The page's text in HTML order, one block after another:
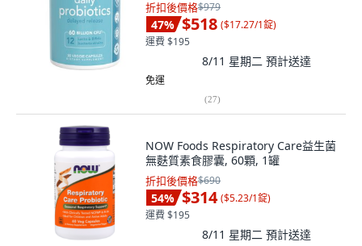
折扣後價格$979
47% $518 ($17.27/1錠)
運費 $195
8/11 星期二 預計送達
免運
(27)
NOW Foods Respiratory Care益生菌
無麩質素食膠囊, 60顆, 1罐
折扣後價格$690
54% $314 ($5.23/1錠)
運費 $195
8/11 星期二 預計送達